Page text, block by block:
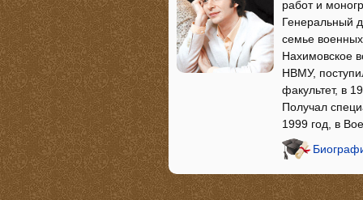
работ и
Генеральный
семье
Нахимовское
НВМУ,
факультет, в
Получал
1999 год, в